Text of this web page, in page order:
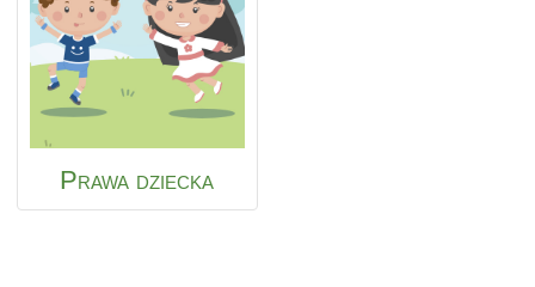
Prawa dziecka